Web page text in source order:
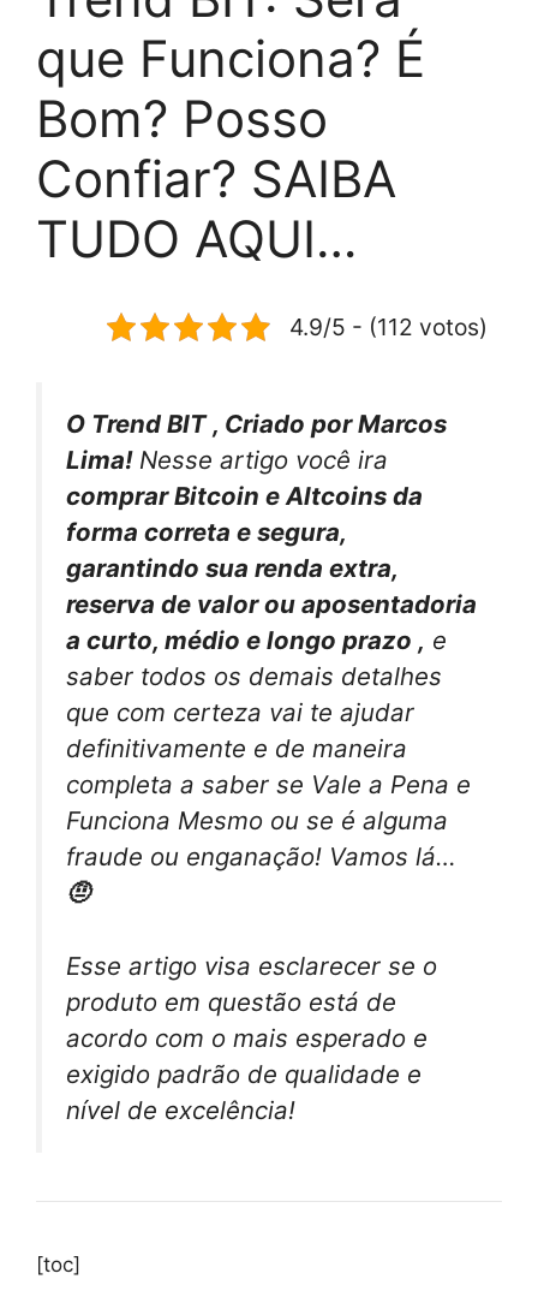
que Funciona? É
Bom? Posso
Confiar? SAIBA
TUDO AQUI…
4.9/5 - (112 votos)
O Trend BIT , Criado por Marcos
Lima! Nesse artigo você ira
comprar Bitcoin e Altcoins da
forma correta e segura,
garantindo sua renda extra,
reserva de valor ou aposentadoria
a curto, médio e longo prazo , e
saber todos os demais detalhes
que com certeza vai te ajudar
definitivamente e de maneira
completa a saber se Vale a Pena e
Funciona Mesmo ou se é alguma
fraude ou enganação! Vamos lá…
🤨
Esse artigo visa esclarecer se o
produto em questão está de
acordo com o mais esperado e
exigido padrão de qualidade e
nível de excelência!
[toc]